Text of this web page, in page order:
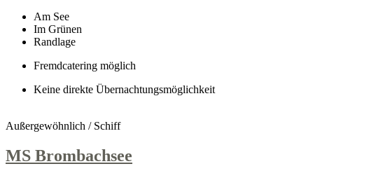
Am See
Im Grünen
Randlage
Fremdcatering möglich
Keine direkte Übernachtungsmöglichkeit
Außergewöhnlich / Schiff
MS Brombachsee